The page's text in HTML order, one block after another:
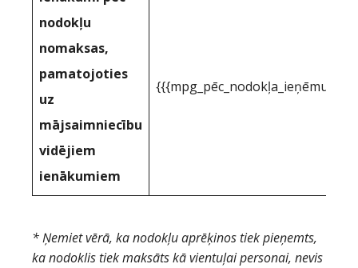
nodokļu
nomaksas,
pamatojoties
uz
mājsaimniecību
vidējiem
ienākumiem
* Ņemiet vērā, ka nodokļu aprēķinos tiek pieņemts,
ka nodoklis tiek maksāts kā vientuļai personai, nevis